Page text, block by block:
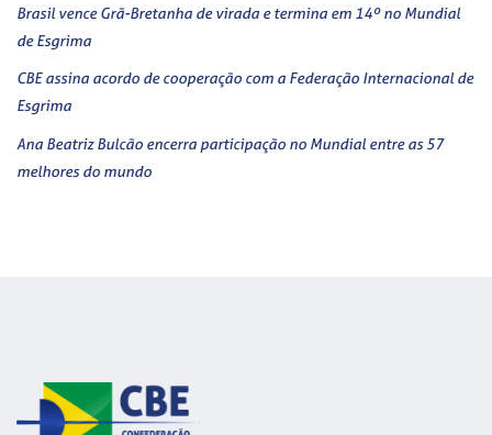
Brasil vence Grã-Bretanha de virada e termina em 14º no Mundial
de Esgrima
CBE assina acordo de cooperação com a Federação Internacional de
Esgrima
Ana Beatriz Bulcão encerra participação no Mundial entre as 57
melhores do mundo